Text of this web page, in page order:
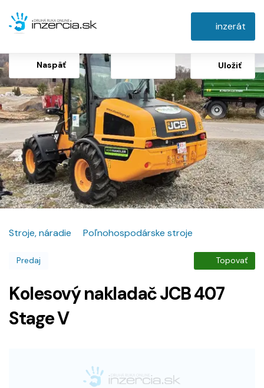
inzerát
Naspäť Uložiť
Stroje, náradie Poľnohospodárske stroje
Predaj Topovať
Kolesový nakladač JCB 407
Stage V